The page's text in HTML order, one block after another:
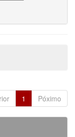
1 Póximo